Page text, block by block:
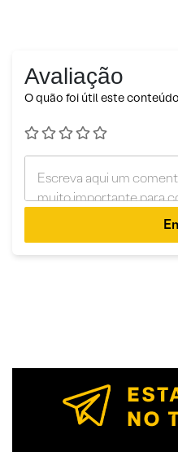
Avaliação
O quão foi útil este